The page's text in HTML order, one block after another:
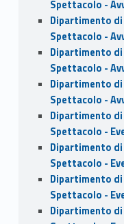
Spettacolo -
Dipartimento di
Spettacolo -
Dipartimento di
Spettacolo -
Dipartimento di
Spettacolo -
Dipartimento di
Spettacolo -
Dipartimento di
Spettacolo -
Dipartimento di
Spettacolo -
Dipartimento di